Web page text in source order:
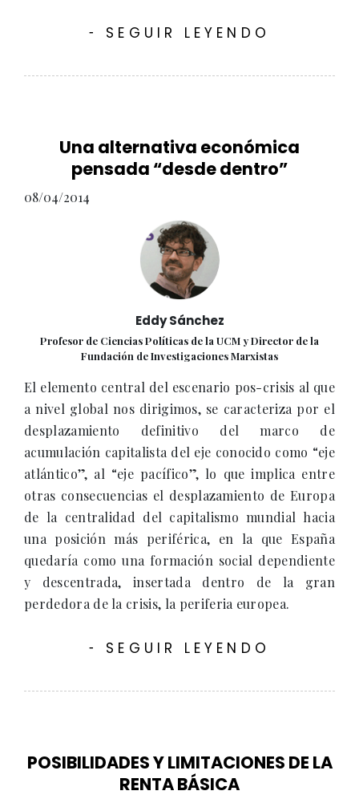
- SEGUIR LEYENDO
Una alternativa económica
pensada “desde dentro”
08/04/2014
Eddy Sánchez
Profesor de Ciencias Políticas de la UCM y Director de la
Fundación de Investigaciones Marxistas
El elemento central del escenario pos-crisis al que
a nivel global nos dirigimos, se caracteriza por el
desplazamiento definitivo del marco de
acumulación capitalista del eje conocido como “eje
atlántico”, al “eje pacífico”, lo que implica entre
otras consecuencias el desplazamiento de Europa
de la centralidad del capitalismo mundial hacia
una posición más periférica, en la que España
quedaría como una formación social dependiente
y descentrada, insertada dentro de la gran
perdedora de la crisis, la periferia europea.
- SEGUIR LEYENDO
POSIBILIDADES Y LIMITACIONES DE LA
RENTA BÁSICA